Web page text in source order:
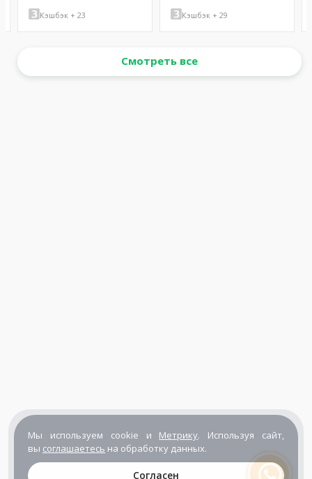
Кэшбэк + 23 Кэшбэк + 29
Смотреть все
Мы используем cookie и Метрику. Используя сайт,
вы соглашаетесь на обработку данных.
Согласен